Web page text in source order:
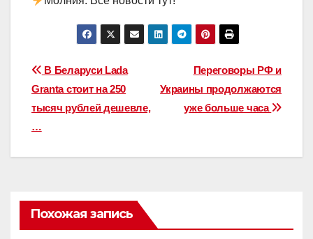
Навигация
по
записям
Переговоры РФ и
Украины продолжаются
уже больше часа
В Беларуси Lada
Granta стоит на 250
тысяч рублей дешевле,
…
Похожая запись